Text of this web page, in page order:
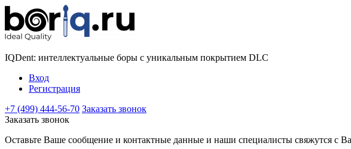
IQDent: интеллектуальные боры с уникальным покрытием DLC
Вход
Регистрация
+7 (499) 444-56-70 Заказать звонок
Заказать звонок
Оставьте Ваше сообщение и контактные данные и наши специалисты свяжутся с